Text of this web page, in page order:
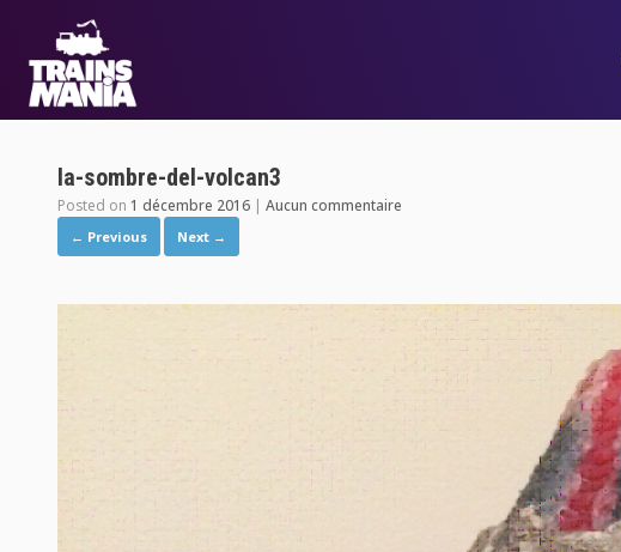
la-sombre-del-volcan3
Posted on 1 décembre 2016| Aucun commentaire
← Previous Next →